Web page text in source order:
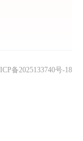
备2025133740号-18